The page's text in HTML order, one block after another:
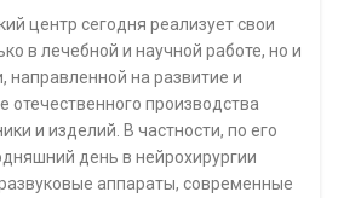
центр сегодня реализует свои
в лечебной и научной работе, но и
направленной на развитие и
отечественного производства
и изделий. В частности, по его
день в нейрохирургии
аппараты, современные